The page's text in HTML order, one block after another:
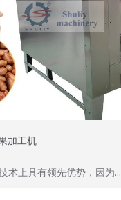
加工机
术上具有领先优势，因为…